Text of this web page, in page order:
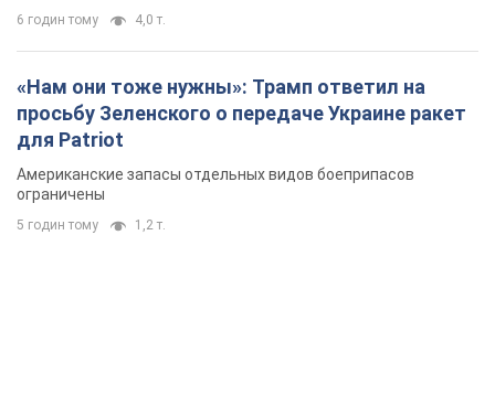
6 годин тому 4,0 т.
«Нам они тоже нужны»: Трамп ответил на
просьбу Зеленского о передаче Украине ракет
для Patriot
Американские запасы отдельных видов боеприпасов
ограничены
5 годин тому 1,2 т.